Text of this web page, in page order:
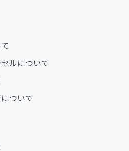
ルについて
ついて